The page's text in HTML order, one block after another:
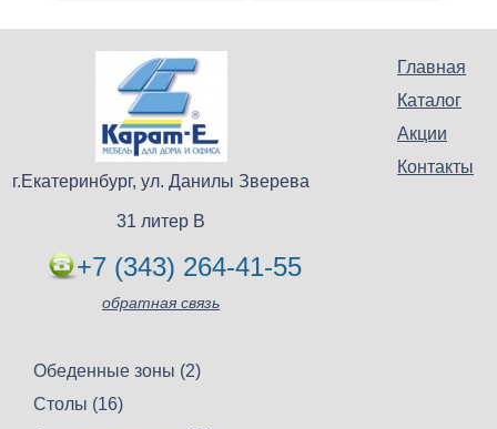
Главная
Каталог
Акции
Контакты
г.Екатеринбург, ул. Данилы Зверева
31 литер В
+7 (343) 264-41-55
обратная связь
Обеденные зоны (2)
Столы (16)